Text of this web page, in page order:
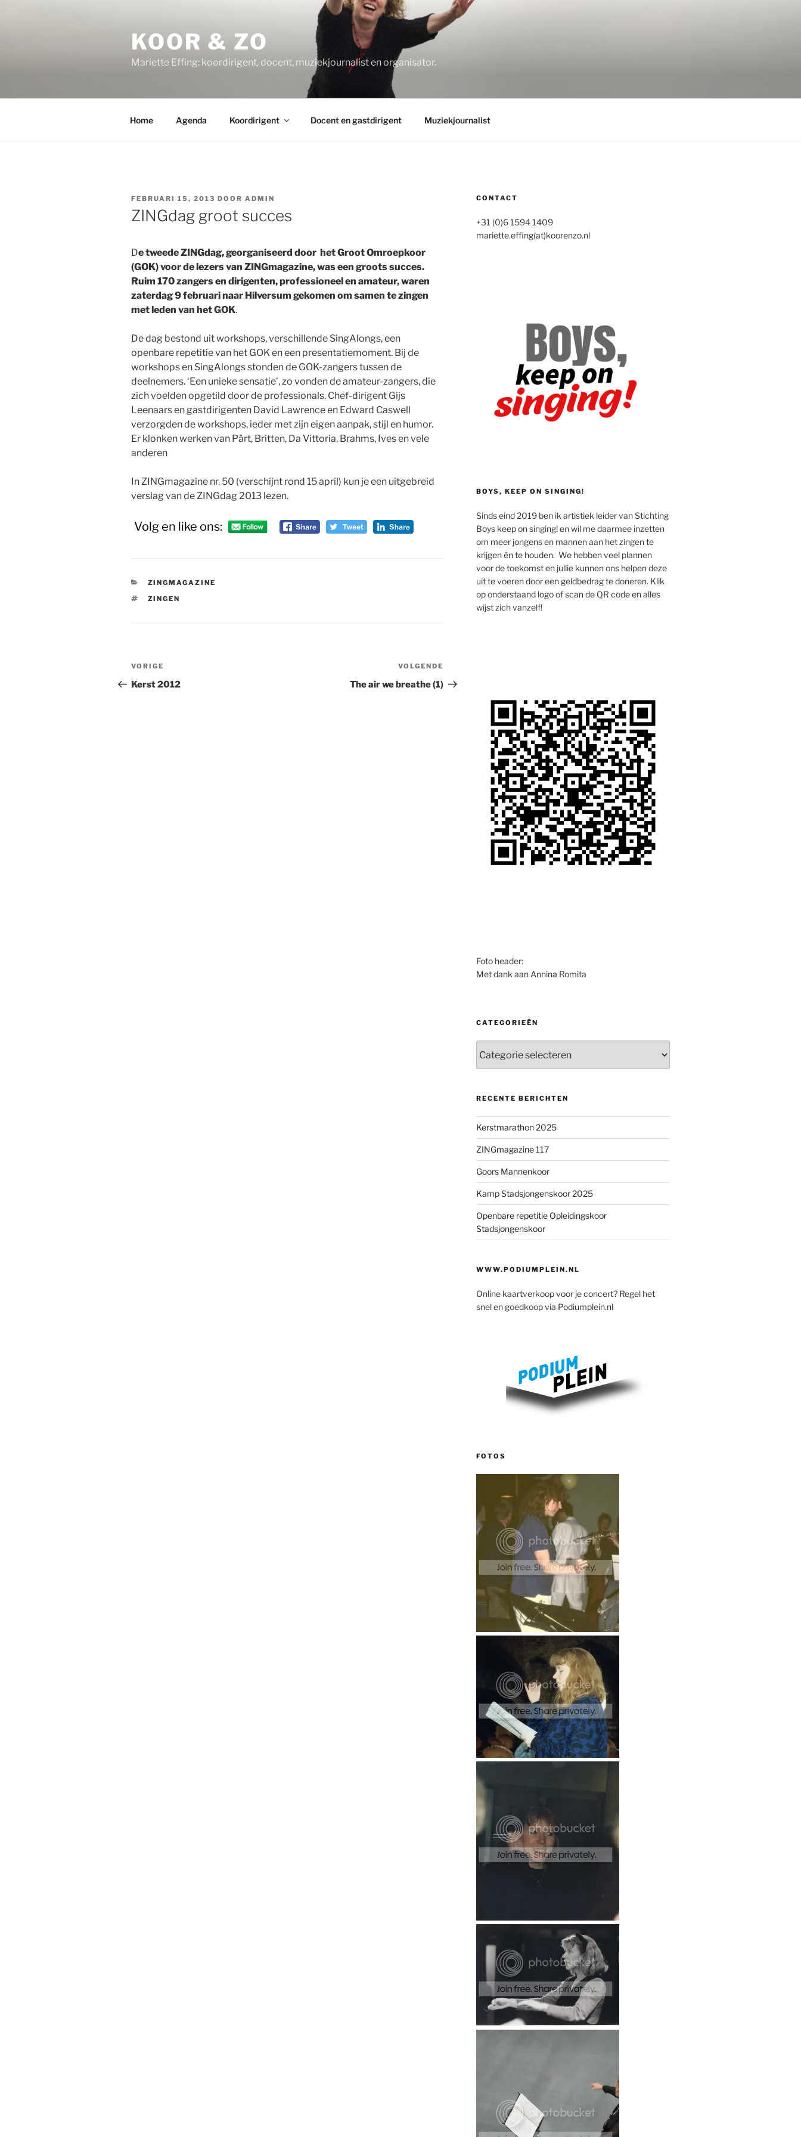
KOOR & ZO
Mariette Effing: koordirigent, docent, muziekjournalist en organisator.
Home Agenda Koordirigent Docent en gastdirigent Muziekjournalist
GEPLAATST
OP
FEBRUARI 15, 2013 DOOR ADMIN
ZINGdag groot succes
De tweede ZINGdag, georganiseerd door het Groot Omroepkoor
(GOK) voor de lezers van ZINGmagazine, was een groots succes.
Ruim 170 zangers en dirigenten, professioneel en amateur, waren
zaterdag 9 februari naar Hilversum gekomen om samen te zingen
met leden van het GOK.
De dag bestond uit workshops, verschillende SingAlongs, een
openbare repetitie van het GOK en een presentatiemoment. Bij de
workshops en SingAlongs stonden de GOK-zangers tussen de
deelnemers. ‘Een unieke sensatie’, zo vonden de amateur-zangers, die
zich voelden opgetild door de professionals. Chef-dirigent Gijs
Leenaars en gastdirigenten David Lawrence en Edward Caswell
verzorgden de workshops, ieder met zijn eigen aanpak, stijl en humor.
Er klonken werken van Pärt, Britten, Da Vittoria, Brahms, Ives en vele
anderen
In ZINGmagazine nr. 50 (verschijnt rond 15 april) kun je een uitgebreid
verslag van de ZINGdag 2013 lezen.
Volg en like ons:
CATEGORIEËN
ZINGMAGAZINE
TAGS
ZINGEN
Bericht
navigatie
Vorig
bericht
VORIGE
Kerst 2012
bericht
VOLGENDE
The air we breathe (1)
CONTACT
+31 (0)6 1594 1409
mariette.effing(at)koorenzo.nl
BOYS, KEEP ON SINGING!
Sinds eind 2019 ben ik artistiek leider van Stichting
Boys keep on singing! en wil me daarmee inzetten
om meer jongens en mannen aan het zingen te
krijgen én te houden. We hebben veel plannen
voor de toekomst en jullie kunnen ons helpen deze
uit te voeren door een geldbedrag te doneren. Klik
op onderstaand logo of scan de QR code en alles
wijst zich vanzelf!
Foto header:
Met dank aan Annina Romita
CATEGORIEËN
RECENTE BERICHTEN
Kerstmarathon 2025
ZINGmagazine 117
Goors Mannenkoor
Kamp Stadsjongenskoor 2025
Openbare repetitie Opleidingskoor
Stadsjongenskoor
WWW.PODIUMPLEIN.NL
Online kaartverkoop voor je concert? Regel het
snel en goedkoop via Podiumplein.nl
FOTOS